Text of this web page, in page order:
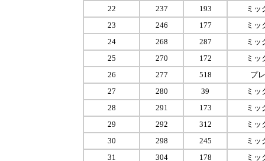
22
237 193
ミッ
23
246 177
ミッ
24
268 287
ミッ
25
270 172
ミッ
26
277 518
プ
27
280 39
ミッ
28
291 173
ミッ
29
292 312
ミッ
30
298 245
ミッ
31
304 178 ミッ